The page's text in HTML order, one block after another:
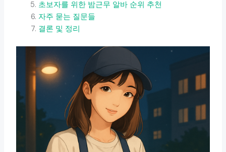
초보자를 위한 밤근무 알바 순위 추천
자주 묻는 질문들
결론 및 정리